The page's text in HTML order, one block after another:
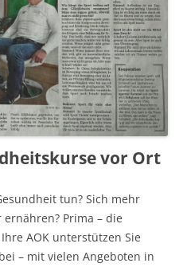
vor Ort
tun? Sich mehr
Prima – die
AOK unterstützen Sie
– mit vielen Angeboten in